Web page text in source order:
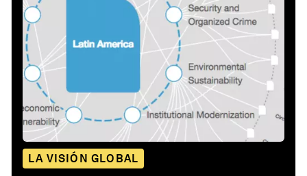
LA VISIÓN GLOBAL